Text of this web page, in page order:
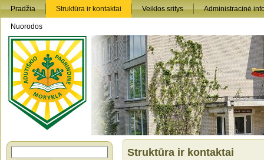
Pradžia Struktūra ir kontaktai Veiklos sritys Administracinė
Nuorodos
Struktūra ir kontaktai